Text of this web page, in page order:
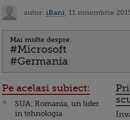
autor: iBani , 11 noiembrie
Mai multe despre:
#Microsoft
#Germania
Pe acelasi subiect:
SUA: Romania, un lider
in tehnologia